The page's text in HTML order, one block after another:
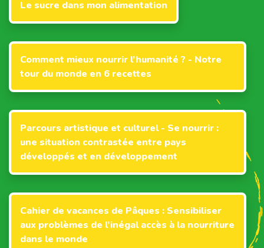
Le sucre dans mon alimentation
Comment mieux nourrir l’humanité ? - Notre
tour du monde en 6 recettes
Parcours artistique et culturel - Se nourrir :
une situation contrastée entre pays
développés et en développement
Cahier de vacances de Pâques : Sensibiliser
aux problèmes de l’inégal accès à la nourriture
dans le monde